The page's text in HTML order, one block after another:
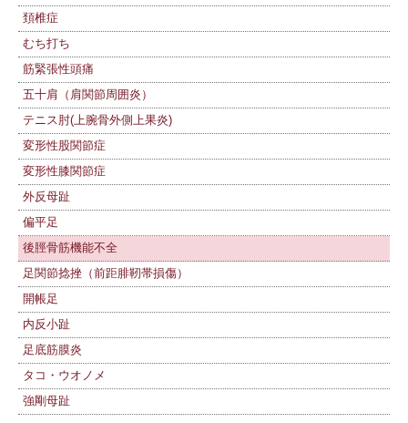
頚椎症
むち打ち
筋緊張性頭痛
五十肩（肩関節周囲炎）
テニス肘(上腕骨外側上果炎)
変形性股関節症
変形性膝関節症
外反母趾
偏平足
後脛骨筋機能不全
足関節捻挫（前距腓靭帯損傷）
開帳足
内反小趾
足底筋膜炎
タコ・ウオノメ
強剛母趾